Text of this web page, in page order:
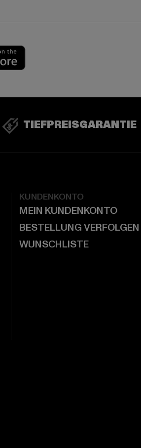
TIEFPREISGARANTIE
KUNDENKONTO
MEIN KUNDENKONTO
BESTELLUNG VERFOLGEN
WUNSCHLISTE